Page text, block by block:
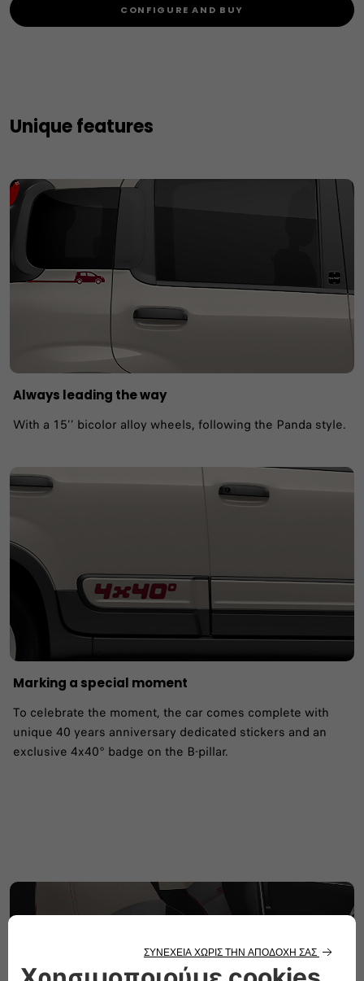
CONFIGURE AND BUY
Unique features
Always leading the way
With a 15’’ bicolor alloy wheels, following the Panda style.
Marking a special moment
To celebrate the moment, the car comes complete with
unique 40 years anniversary dedicated stickers and an
exclusive 4x40° badge on the B-pillar.